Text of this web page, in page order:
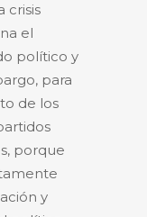
crisis
el
político y
para
de los
porque
y